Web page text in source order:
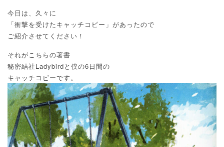
今日は、久々に
「衝撃を受けたキャッチコピー」があったので
ご紹介させてください！
それがこちらの著書
秘密結社Ladybirdと僕の6日間の
キャッチコピーです。